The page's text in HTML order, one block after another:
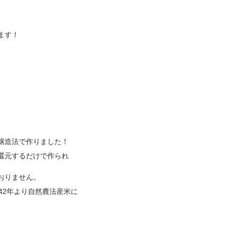
す！
法で作りました！
元するだけで作られ
ません。
年より自然農法産米に